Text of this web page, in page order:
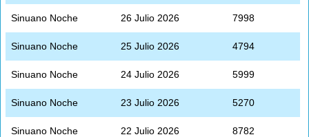
Sinuano Noche 26 Julio 2026 7998
Sinuano Noche 25 Julio 2026 4794
Sinuano Noche 24 Julio 2026 5999
Sinuano Noche 23 Julio 2026 5270
Sinuano Noche 22 Julio 2026 8782